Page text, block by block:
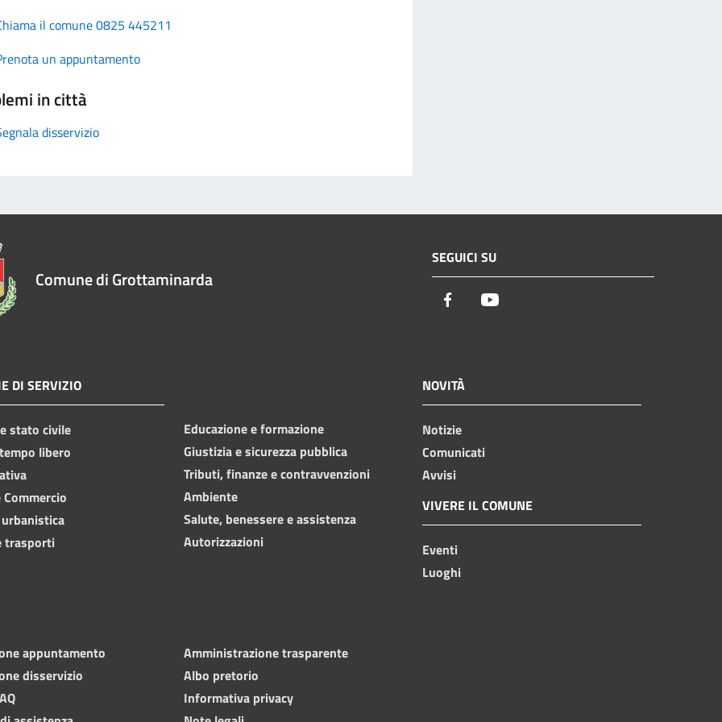
il comune 0825 445211
un appuntamento
in città
disservizio
Comune di Grottaminarda
SEGUICI SU
Facebook
DI SERVIZIO
stato civile
libero
trasporti
Educazione e formazione
Giustizia e sicurezza pubblica
Tributi, finanze e contravvenzioni
Ambiente
Salute, benessere e assistenza
Autorizzazioni
NOVITÀ
Notizie
Comunicati
Avvisi
VIVERE IL COMUNE
Eventi
Luoghi
appuntamento
disservizio
Amministrazione trasparente
Albo pretorio
Informativa privacy